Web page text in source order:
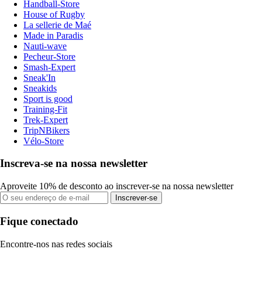
Handball-Store
House of Rugby
La sellerie de Maé
Made in Paradis
Nauti-wave
Pecheur-Store
Smash-Expert
Sneak'In
Sneakids
Sport is good
Training-Fit
Trek-Expert
TripNBikers
Vélo-Store
Inscreva-se na nossa newsletter
Aproveite 10% de desconto ao inscrever-se na nossa newsletter
Inscrever-se
Fique conectado
Encontre-nos nas redes sociais